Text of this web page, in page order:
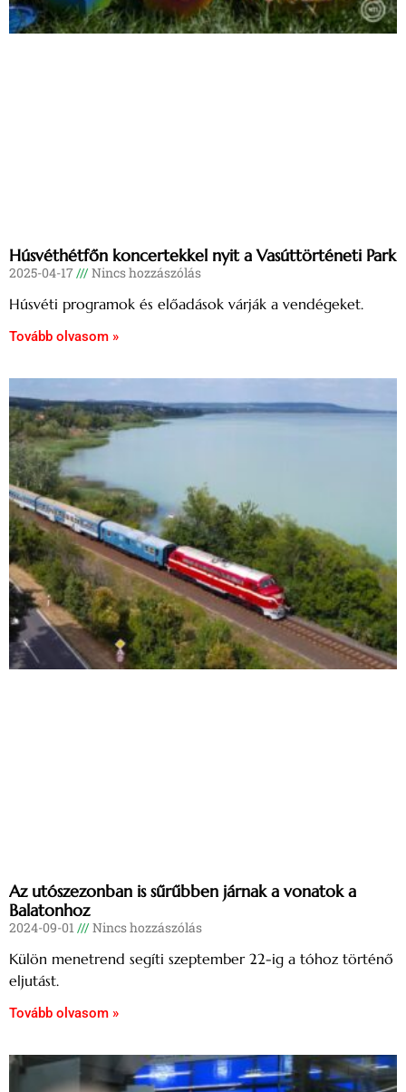
Húsvéthétfőn koncertekkel nyit a Vasúttörténeti Park
2025-04-17 Nincs hozzászólás
Húsvéti programok és előadások várják a vendégeket.
Tovább olvasom »
Az utószezonban is sűrűbben járnak a vonatok a
Balatonhoz
2024-09-01 Nincs hozzászólás
Külön menetrend segíti szeptember 22-ig a tóhoz történő
eljutást.
Tovább olvasom »